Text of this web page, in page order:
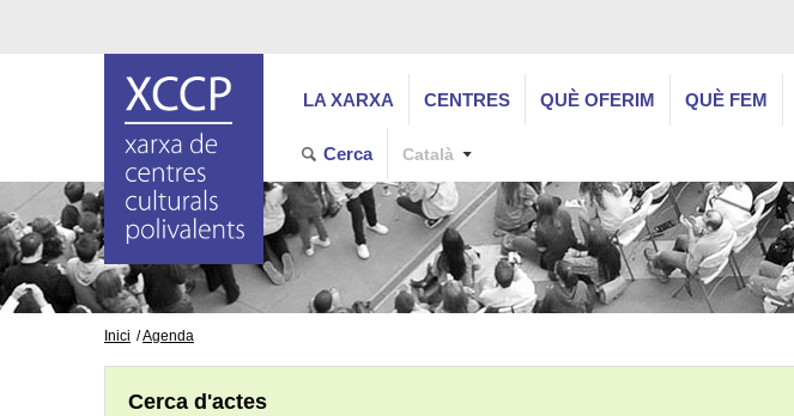
LA XARXA CENTRES QUÈ OFERIM QUÈ FEM
Cerca Català
Inici Agenda
Cerca d'actes